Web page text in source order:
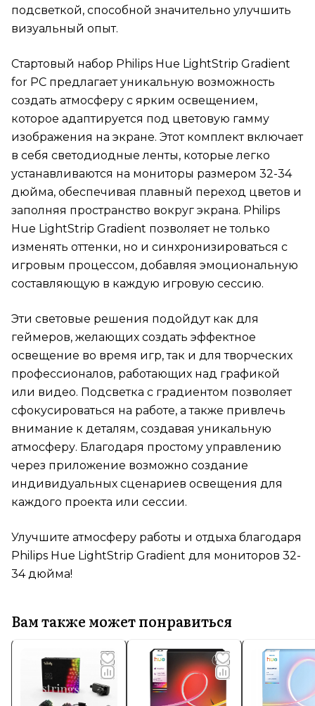
подсветкой, способной значительно улучшить
визуальный опыт.
Стартовый набор Philips Hue LightStrip Gradient
for PC предлагает уникальную возможность
создать атмосферу с ярким освещением,
которое адаптируется под цветовую гамму
изображения на экране. Этот комплект включает
в себя светодиодные ленты, которые легко
устанавливаются на мониторы размером 32-34
дюйма, обеспечивая плавный переход цветов и
заполняя пространство вокруг экрана. Philips
Hue LightStrip Gradient позволяет не только
изменять оттенки, но и синхронизироваться с
игровым процессом, добавляя эмоциональную
составляющую в каждую игровую сессию.
Эти световые решения подойдут как для
геймеров, желающих создать эффектное
освещение во время игр, так и для творческих
профессионалов, работающих над графикой
или видео. Подсветка с градиентом позволяет
сфокусироваться на работе, а также привлечь
внимание к деталям, создавая уникальную
атмосферу. Благодаря простому управлению
через приложение возможно создание
индивидуальных сценариев освещения для
каждого проекта или сессии.
Улучшите атмосферу работы и отдыха благодаря
Philips Hue LightStrip Gradient для мониторов 32-
34 дюйма!
Вам также может понравиться